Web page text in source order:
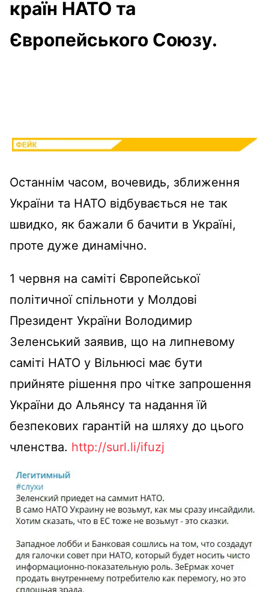
країн НАТО та
Європейського Союзу.
Останнім часом, вочевидь, зближення
України та НАТО відбувається не так
швидко, як бажали б бачити в Україні,
проте дуже динамічно.
1 червня на саміті Європейської
політичної спільноти у Молдові
Президент України Володимир
Зеленський заявив, що на липневому
саміті НАТО у Вільнюсі має бути
прийняте рішення про чітке запрошення
України до Альянсу та надання їй
безпекових гарантій на шляху до цього
членства. http://surl.li/ifuzj